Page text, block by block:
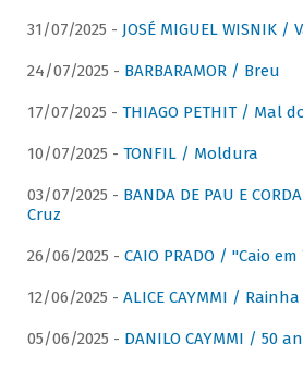
31/07/2025 - JOSÉ MIGUEL WISNIK /
24/07/2025 - BARBARAMOR / Breu
17/07/2025 - THIAGO PETHIT / Mal
10/07/2025 - TONFIL / Moldura
03/07/2025 - BANDA DE PAU E
Cruz
26/06/2025 - CAIO PRADO / "Caio em
12/06/2025 - ALICE CAYMMI /
05/06/2025 - DANILO CAYMMI / 50